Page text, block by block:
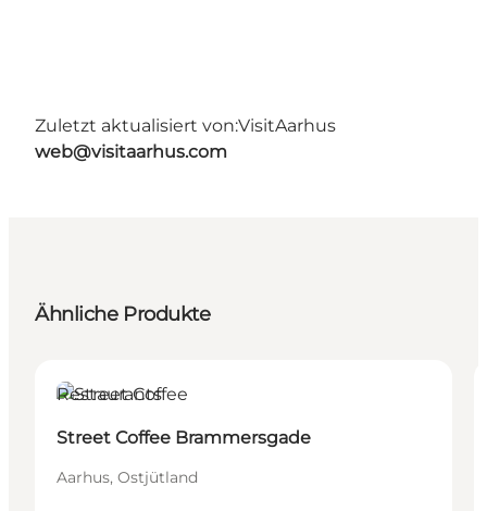
Zuletzt aktualisiert von:VisitAarhus
web@visitaarhus.com
Ähnliche Produkte
Restaurants
Street Coffee Brammersgade
Aarhus, Ostjütland